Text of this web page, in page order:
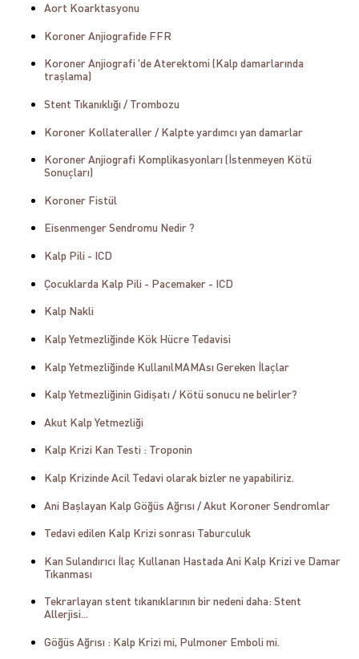
Aort Koarktasyonu
Koroner Anjiografide FFR
Koroner Anjiografi 'de Aterektomi (Kalp damarlarında
traşlama)
Stent Tıkanıklığı / Trombozu
Koroner Kollateraller / Kalpte yardımcı yan damarlar
Koroner Anjiografi Komplikasyonları (İstenmeyen Kötü
Sonuçları)
Koroner Fistül
Eisenmenger Sendromu Nedir ?
Kalp Pili - ICD
Çocuklarda Kalp Pili - Pacemaker - ICD
Kalp Nakli
Kalp Yetmezliğinde Kök Hücre Tedavisi
Kalp Yetmezliğinde KullanılMAMAsı Gereken İlaçlar
Kalp Yetmezliğinin Gidişatı / Kötü sonucu ne belirler?
Akut Kalp Yetmezliği
Kalp Krizi Kan Testi : Troponin
Kalp Krizinde Acil Tedavi olarak bizler ne yapabiliriz.
Ani Başlayan Kalp Göğüs Ağrısı / Akut Koroner Sendromlar
Tedavi edilen Kalp Krizi sonrası Taburculuk
Kan Sulandırıcı İlaç Kullanan Hastada Ani Kalp Krizi ve Damar
Tıkanması
Tekrarlayan stent tıkanıklarının bir nedeni daha: Stent
Allerjisi...
Göğüs Ağrısı : Kalp Krizi mi, Pulmoner Emboli mi.